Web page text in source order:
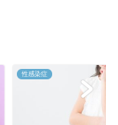
性感染症